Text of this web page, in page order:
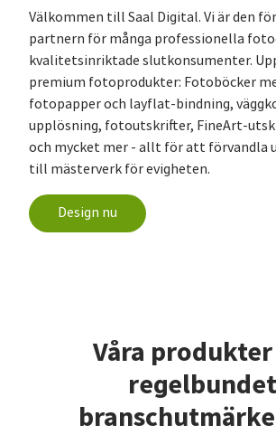
Välkommen till Saal Digital. Vi är den
partnern för många professionella
kvalitetsinriktade slutkonsumenter.
premium fotoprodukter: Fotoböcker
fotopapper och layflat-bindning,
upplösning, fotoutskrifter, FineArt-
och mycket mer - allt för att förvandla
till mästerverk för evigheten.
Design nu
Våra
regelbundet